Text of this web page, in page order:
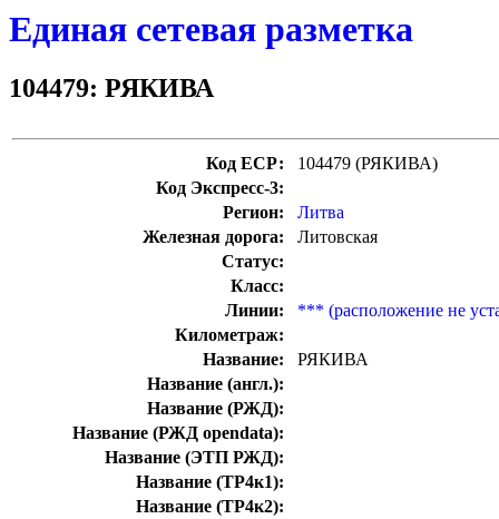
Единая сетевая разметка
104479: РЯКИВА
Код ЕСР:
104479 (РЯКИВА)
Код Экспресс-3:
Регион:
Литва
Железная дорога:
Литовская
Статус:
Класс:
Линии:
*** (расположение не
Километраж:
Название:
РЯКИВА
Название (англ.):
Название (РЖД):
Название (РЖД opendata):
Название (ЭТП РЖД):
Название (ТР4к1):
Название (ТР4к2):